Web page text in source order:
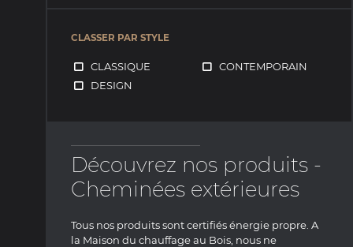
CLASSER PAR STYLE
CLASSIQUE
CONTEMPORAIN
DESIGN
Découvrez nos produits -
Cheminées extérieures
Tous nos produits sont certifiés énergie propre. A
la Maison du chauffage au Bois, nous ne